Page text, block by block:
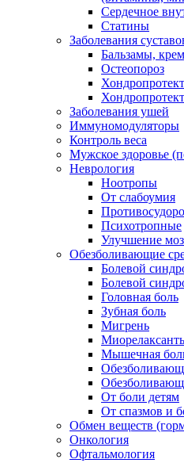
Сердечное
Статины
Заболевания
Бальзамы,
Остеопороз
Заболевания ушей
Иммуномодуляторы
Контроль веса
Мужское здоровье
Неврология
Ноотропы
От слабоумия
Психотропные
Улучшение
Обезболивающие
Болевой
Болевой
Головная боль
Зубная боль
Мигрень
Мышечная
От боли детям
От спазмов и
Обмен веществ
Онкология
Офтальмология